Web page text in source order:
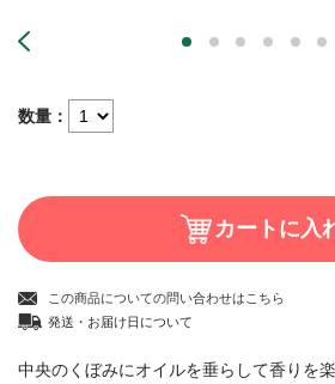
数量：
この商品についての問い合わせはこちら
発送・お届け日について
中央のくぼみにオイルを垂らして香りを